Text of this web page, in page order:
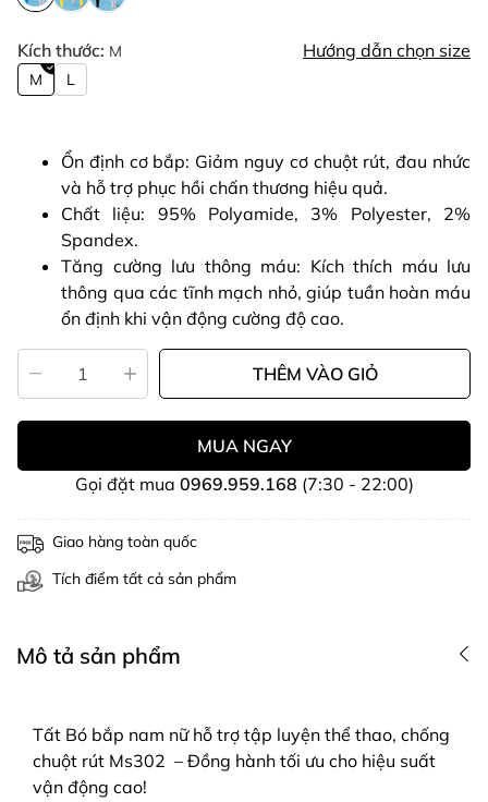
Kích thước: M Hướng dẫn chọn size
M L
Ổn định cơ bắp: Giảm nguy cơ chuột rút, đau nhức
và hỗ trợ phục hồi chấn thương hiệu quả.
Chất liệu: 95% Polyamide, 3% Polyester, 2%
Spandex.
Tăng cường lưu thông máu: Kích thích máu lưu
thông qua các tĩnh mạch nhỏ, giúp tuần hoàn máu
ổn định khi vận động cường độ cao.
THÊM VÀO GIỎ
MUA NGAY
Gọi đặt mua 0969.959.168 (7:30 - 22:00)
Giao hàng toàn quốc
Tích điểm tất cả sản phẩm
Mô tả sản phẩm
Tất Bó bắp nam nữ hỗ trợ tập luyện thể thao, chống
chuột rút Ms302 – Đồng hành tối ưu cho hiệu suất
vận động cao!